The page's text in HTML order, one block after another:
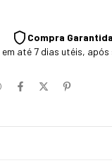
Compra Garantida
até 7 dias utéis, após